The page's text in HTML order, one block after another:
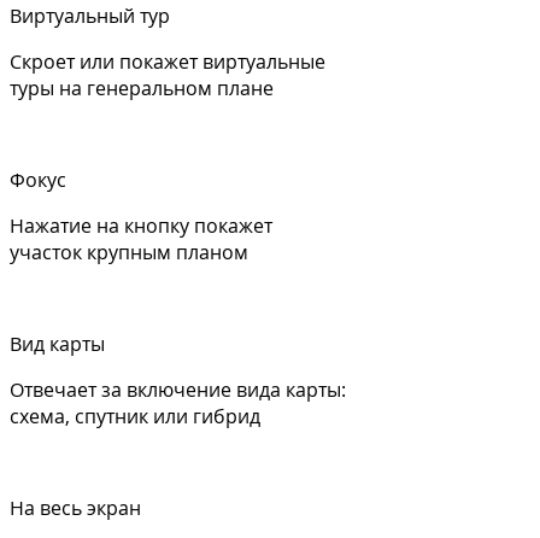
Виртуальный тур
Скроет или покажет виртуальные
туры на генеральном плане
Фокус
Нажатие на кнопку покажет
участок крупным планом
Вид карты
Отвечает за включение вида карты:
схема, спутник или гибрид
На весь экран